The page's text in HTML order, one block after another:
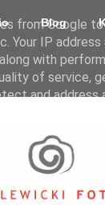
Blog
from Google
Your IP address
with
of service,
and address